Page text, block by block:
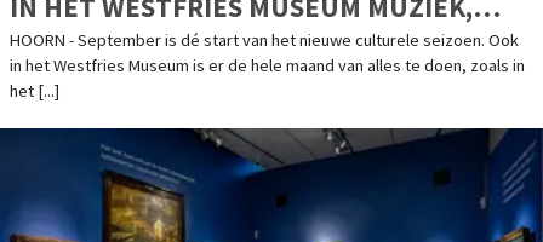
HOGE LUCHTEN ÉN EEN KIJKJE IN DE
TOEKOMST
HOORN - September is dé start van het nieuwe culturele seizoen. Ook
in het Westfries Museum is er de hele maand van alles te doen, zoals in
het [...]